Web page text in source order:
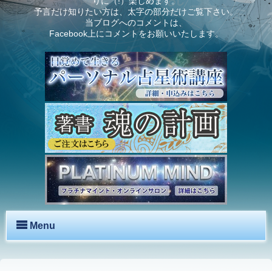
予言だけ知りたい方は、太字の部分だけご覧下さい。
当ブログへのコメントは、
Facebook上にコメントをお願いいたします。
Menu